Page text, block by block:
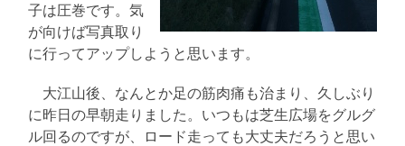
子は圧巻です。気
が向けば写真取り
に行ってアップしようと思います。
大江山後、なんとか足の筋肉痛も治まり、久しぶり
に昨日の早朝走りました。いつもは芝生広場をグルグ
ル回るのですが、ロード走っても大丈夫だろうと思い